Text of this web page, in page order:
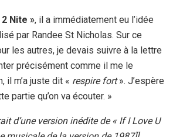
Nite », il a immédiatement eu l’idée
par Randee St Nicholas. Sur ce
les autres, je devais suivre à la lettre
précisément comme il me le
il m’a juste dit « respire fort». J’espère
partie qu’on va écouter. »
d’une version inédite de « If I Love U